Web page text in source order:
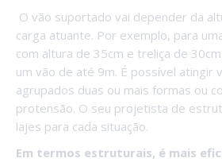
O vão suportado vai depender da
carga atuante. Por exemplo, para
com altura de 35cm e treliça de
um vão de até 9m. É possível atingir
agrupados duas ou mais formas ou
protensão. O seu projetista de
lajes para cada situação.
Em termos estruturais, é mais